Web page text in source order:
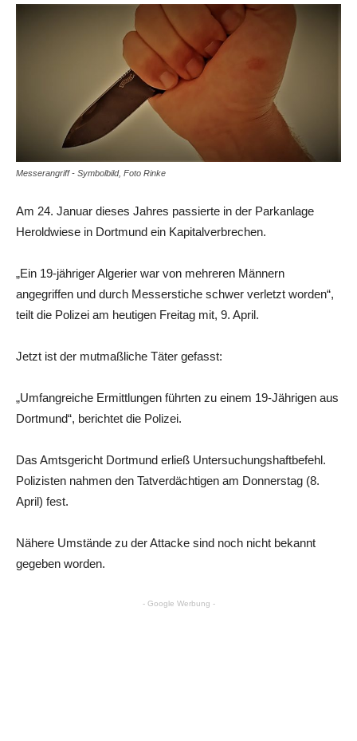
Messerangriff - Symbolbild, Foto Rinke
Am 24. Januar dieses Jahres passierte in der Parkanlage
Heroldwiese in Dortmund ein Kapitalverbrechen.
„Ein 19-jähriger Algerier war von mehreren Männern
angegriffen und durch Messerstiche schwer verletzt worden“,
teilt die Polizei am heutigen Freitag mit, 9. April.
Jetzt ist der mutmaßliche Täter gefasst:
„Umfangreiche Ermittlungen führten zu einem 19-Jährigen aus
Dortmund“, berichtet die Polizei.
Das Amtsgericht Dortmund erließ Untersuchungshaftbefehl.
Polizisten nahmen den Tatverdächtigen am Donnerstag (8.
April) fest.
Nähere Umstände zu der Attacke sind noch nicht bekannt
gegeben worden.
- Google Werbung -